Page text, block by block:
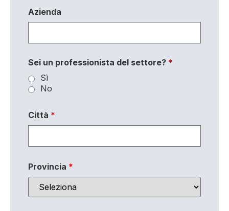
Azienda
Sei un professionista del settore? *
Sì
No
Città *
Provincia *